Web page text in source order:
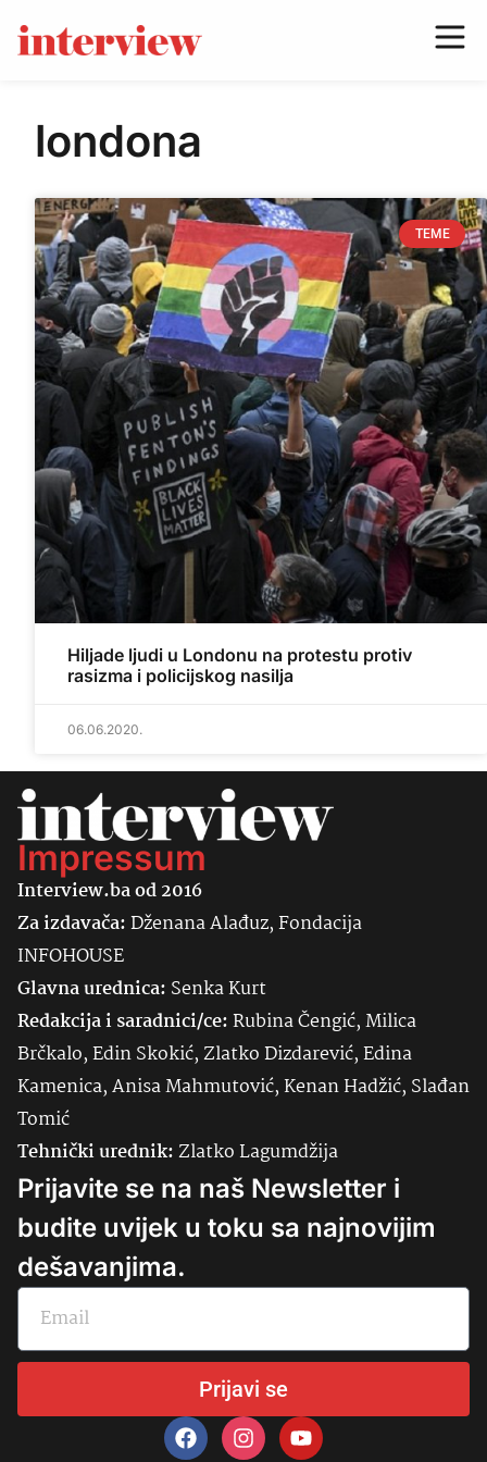
londona
TEME
Hiljade ljudi u Londonu na protestu protiv
rasizma i policijskog nasilja
06.06.2020.
Impressum
Interview.ba od 2016
Za izdavača:Dženana Alađuz, Fondacija
INFOHOUSE
Glavna urednica: SenkaKurt
Redakcija i saradnici/ce:Rubina Čengić, Milica
Brčkalo, Edin Skokić, Zlatko Dizdarević, Edina
Kamenica, Anisa Mahmutović, Kenan Hadžić, Slađan
Tomić
Tehnički urednik:Zlatko Lagumdžija
Prijavite se na naš Newsletter i
budite uvijek u toku sa najnovijim
dešavanjima.
Prijavi se